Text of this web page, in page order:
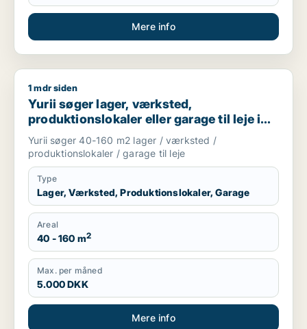
Mere info
Yurii søger lager, værksted, produktionslokaler eller garage
1 mdr siden
Yurii søger lager, værksted,
produktionslokaler eller garage til leje i
Region Sjælland
Yurii søger 40-160 m2 lager / værksted /
produktionslokaler / garage til leje
Type
Lager, Værksted, Produktionslokaler, Garage
Areal
40 - 160 m2
Max. per måned
5.000 DKK
Mere info